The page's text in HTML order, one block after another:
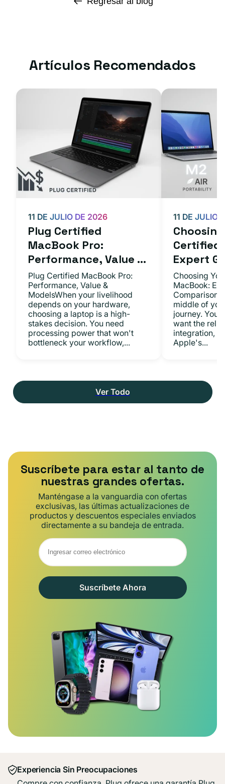
Artículos Recomendados
Plug Certified
MacBook Pro:
Performance, Value ...
11 DE JULIO DE 2026
Plug Certified MacBook Pro:
Performance, Value &
ModelsWhen your livelihood
depends on your hardware,
choosing a laptop is a high-
stakes decision. You need
processing power that won't
bottleneck your workflow,...
Certified
Expert
11 DE JULIO
Choosing
MacBook:
middle of
journey. You
want the
integration,
Apple's...
Ver Todo
Suscríbete para estar al tanto de
nuestras grandes ofertas.
Manténgase a la vanguardia con ofertas
exclusivas, las últimas actualizaciones de
productos y descuentos especiales enviados
directamente a su bandeja de entrada.
Suscríbete Ahora
Experiencia Sin Preocupaciones